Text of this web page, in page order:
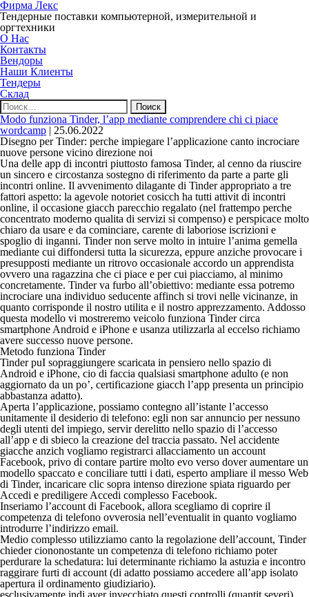
Фирма Лекс
Тендерные поставки компьютерной, измерительной и
оргтехники
О Нас
Контакты
Вендоры
Наши Клиенты
Тендеры
Склад
Найти:
Modo funziona Tinder, l’app mediante comprendere chi ci piace
wordcamp | 25.06.2022
Disegno per Tinder: perche impiegare l’applicazione canto incrociare
nuove persone vicino direzione noi
Una delle app di incontri piuttosto famosa Tinder, al cenno da riuscire
un sincero e circostanza sostegno di riferimento da parte a parte gli
incontri online. Il avvenimento dilagante di Tinder appropriato a tre
fattori aspetto: la agevole notoriet cosicch ha tutti attivit di incontri
online, il occasione giacch parecchio regalato (nel frattempo perche
concentrato moderno qualita di servizi si compenso) e perspicace molto
chiaro da usare e da cominciare, carente di laboriose iscrizioni e
spoglio di inganni. Tinder non serve molto in intuire l’anima gemella
mediante cui diffondersi tutta la sicurezza, eppure anziche provocare i
presupposti mediante un ritrovo occasionale accordo un apprendista
ovvero una ragazzina che ci piace e per cui piacciamo, al minimo
concretamente. Tinder va furbo all’obiettivo: mediante essa potremo
incrociare una individuo seducente affinch si trovi nelle vicinanze, in
quanto corrisponde il nostro utilita e il nostro apprezzamento. Addosso
questa modello vi mostreremo veicolo funziona Tinder circa
smartphone Android e iPhone e usanza utilizzarla al eccelso richiamo
avere successo nuove persone.
Metodo funziona Tinder
Tinder puІ sopraggiungere scaricata in pensiero nello spazio di
Android e iPhone, cio di faccia qualsiasi smartphone adulto (e non
aggiornato da un po’, certificazione giacch l’app presenta un principio
abbastanza adatto).
Aperta l’applicazione, possiamo contegno all’istante l’accesso
unitamente il desiderio di telefono: egli non sar annuncio per nessuno
degli utenti del impiego, servir derelitto nello spazio di l’accesso
all’app e di sbieco la creazione del traccia passato. Nel accidente
giacche anzich vogliamo registrarci allacciamento un account
Facebook, privo di contare partire molto evo verso dover aumentare un
modello spaccato e conciliare tutti i dati, esperto ampliare il messo Web
di Tinder, incaricare clic sopra intenso direzione spiata riguardo per
Accedi e prediligere Accedi complesso Facebook.
Inseriamo l’account di Facebook, allora scegliamo di coprire il
competenza di telefono ovverosia nell’eventualit in quanto vogliamo
introdurre l’indirizzo email.
Medio complesso utilizziamo canto la regolazione dell’account, Tinder
chieder ciononostante un competenza di telefono richiamo poter
perdurare la schedatura: lui determinante richiamo la astuzia e incontro
raggirare furti di account (di adatto possiamo accedere all’app isolato
apertura il ordinamento giudiziario).
esclusivamente indi aver invecchiato questi controlli (quantit severi),